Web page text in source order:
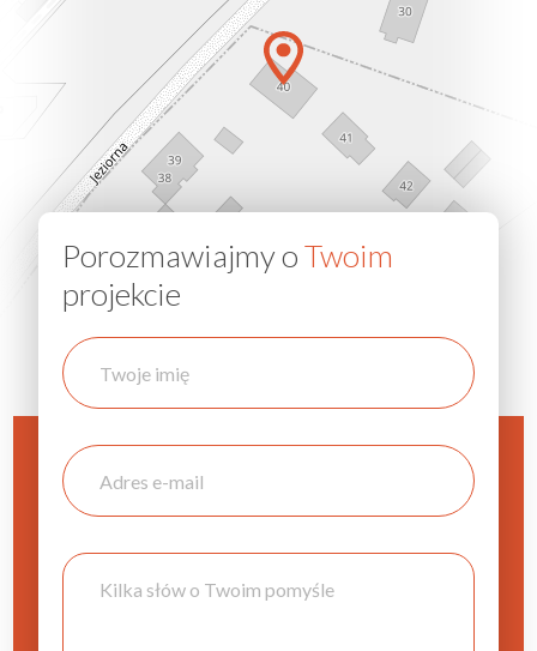
Porozmawiajmy oTwoim
projekcie